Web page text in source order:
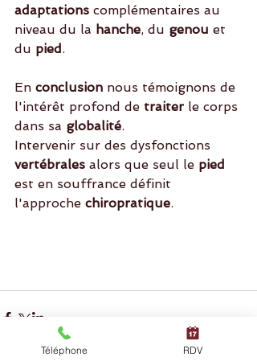
adaptations complémentaires au
niveau du la hanche, du genou et
du pied .
En conclusion nous témoignons de
l'intérêt profond de traiter le corps
dans sa globalité.
Intervenir sur des dysfonctions
vertébrales alors que seul le pied
est en souffrance définit
l'approche chiropratique.
Téléphone RDV